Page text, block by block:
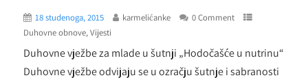
18 studenoga, 2015 karmelićanke
0 Comment
Duhovne obnove,Vijesti
Duhovne vježbe za mlade u šutnji „Hodočašće u nutrinu“
Duhovne vježbe odvijaju se u ozračju šutnje i sabranosti